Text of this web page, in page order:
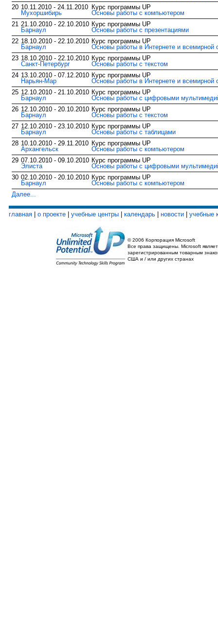
20 10.11.2010 - 24.11.2010
Мухоршибирь
Курс программы UP
Основы работы с компьютером
21 21.10.2010 - 22.10.2010
Барнаул
Курс программы UP
Основы работы с презентациями
22 18.10.2010 - 22.10.2010
Барнаул
Курс программы UP
Основы работы в Интернете и всемирной
23 18.10.2010 - 22.10.2010
Санкт-Петербург
Курс программы UP
Основы работы с текстом
24 13.10.2010 - 07.12.2010
Нарьян-Мар
Курс программы UP
Основы работы в Интернете и всемирной
25 12.10.2010 - 21.10.2010
Барнаул
Курс программы UP
Основы работы с цифровыми
26 12.10.2010 - 20.10.2010
Барнаул
Курс программы UP
Основы работы с текстом
27 12.10.2010 - 23.10.2010
Барнаул
Курс программы UP
Основы работы с таблицами
28 10.10.2010 - 29.11.2010
Архангельск
Курс программы UP
Основы работы с компьютером
29 07.10.2010 - 09.10.2010
Элиста
Курс программы UP
Основы работы с цифровыми
30 02.10.2010 - 20.10.2010
Барнаул
Курс программы UP
Основы работы с компьютером
Далее...
главная о проекте учебные центры календарь новости учебные
© 2006 Корпорация Microsoft
Все права защищены. Microsoft
зарегистрированным товарным
США и / или других странах